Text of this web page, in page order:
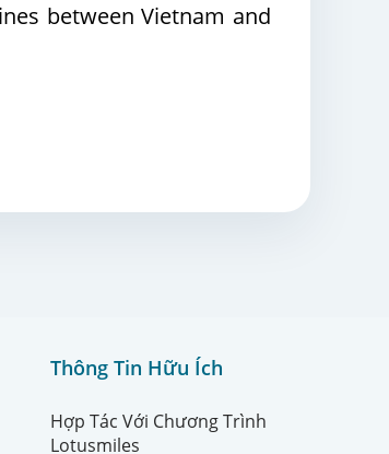
between Vietnam and
Thông Tin Hữu Ích
Hợp Tác Với Chương Trình
Lotusmiles